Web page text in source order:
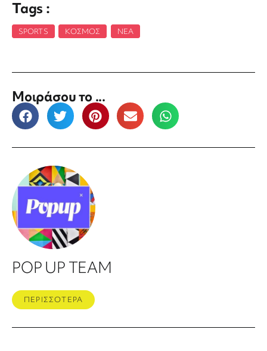
Tags :
SPORTS ΚΌΣΜΟΣ ΝΈΑ
Μοιράσου το ...
POP UP TEAM
ΠΕΡΙΣΣΟΤΕΡΑ